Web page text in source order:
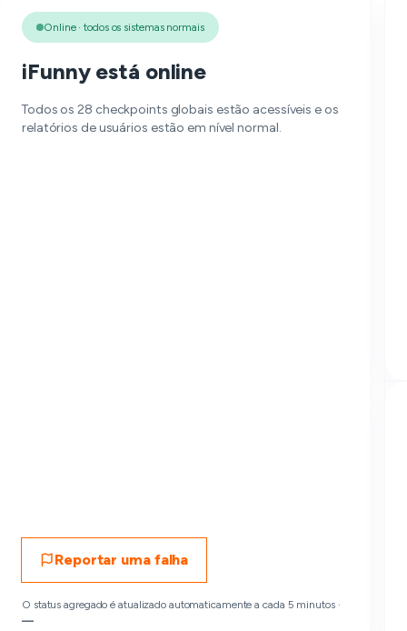
Online · todos os sistemas normais
iFunny está online
Todos os 28 checkpoints globais estão acessíveis e os
relatórios de usuários estão em nível normal.
Reportar uma falha
O status agregado é atualizado automaticamente a cada 5 minutos ·
—